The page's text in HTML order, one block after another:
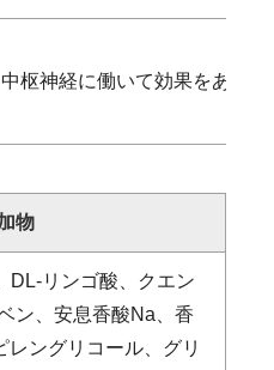
中枢神経に働いて効果をあらわ
物
DL-リンゴ酸、クエン
ン、安息香酸Na、香
ングリコール、グリ